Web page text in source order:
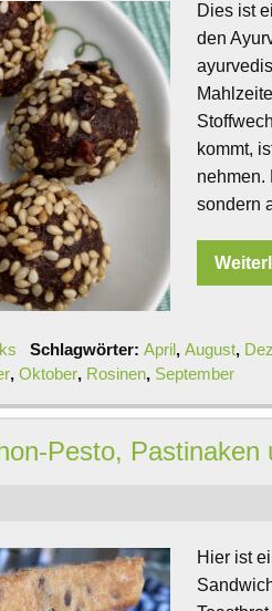
Dies ist
den
kommt,
nehmen.
sondern
Schlagwörter: April, August,
,Oktober, Rosinen, September
Pesto, Pastinaken
Hier ist